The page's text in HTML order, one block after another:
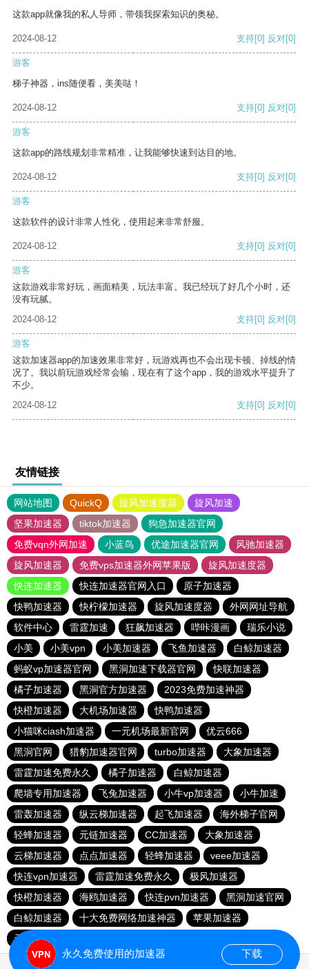
这款app就像我的私人导师，带领我探索知识的奥秘。
2024-08-12 支持[0] 反对[0]
游客
梯子神器，ins随便看，美美哒！
2024-08-12 支持[0] 反对[0]
游客
这款app的路线规划非常精准，让我能够快速到达目的地。
2024-08-12 支持[0] 反对[0]
游客
这款软件的设计非常人性化，使用起来非常舒服。
2024-08-12 支持[0] 反对[0]
游客
这款游戏非常好玩，画面精美，玩法丰富。我已经玩了好几个小时，还
没有玩腻。
2024-08-12
支持[0] 反对[0]
游客
这款加速器app的加速效果非常好，玩游戏再也不会出现卡顿、掉线的情
况了。我以前玩游戏经常会输，现在有了这个app，我的游戏水平提升了
不少。
2024-08-12
支持[0] 反对[0]
友情链接
网站地图 QuickQ 旋风加速度器
旋风加速
坚果加速器
tiktok加速器
狗急加速器官网
免费vqn外网加速
小蓝鸟 优途加速器官网
风驰加速器
旋风加速器
免费vps加速器外网苹果版
旋风加速度器
快连加速器
快连加速器官网入口
原子加速器
快鸭加速器
快柠檬加速器 旋风加速度器
外网网址导航
软件中心
雷霆加速 狂飙加速器 哔咔漫画
瑞乐小说
小美
小美vpn 小美加速器 飞鱼加速器
白鲸加速器
蚂蚁vp加速器官网
黑洞加速下载器官网
快联加速器
橘子加速器
黑洞官方加速器
2023免费加速神器
快橙加速器
大机场加速器
快鸭加速器
小猫咪ciash加速器
一元机场最新官网
优云666
黑洞官网
猎豹加速器官网 turbo加速器
大象加速器
雷霆加速免费永久
橘子加速器
白鲸加速器
爬墙专用加速器
飞兔加速器 小牛vp加速器
小牛加速
雷轰加速器
纵云梯加速器 起飞加速器
海外梯子官网
轻蜂加速器
元链加速器 CC加速器
大象加速器
云梯加速器
点点加速器 轻蜂加速器
veee加速器
快连vρn加速器
雷霆加速免费永久
极风加速器
快橙加速器
海鸥加速器 快连pvn加速器
黑洞加速官网
白鲸加速器
十大免费网络加速神器
苹果加速器
元链加速器
永久免费使用的加速器 下载